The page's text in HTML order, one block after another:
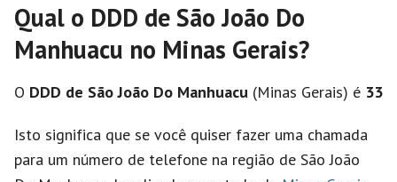
Qual o DDD de São João Do
Manhuacu no Minas Gerais?
O DDD de São João Do Manhuacu (Minas Gerais) é 33
Isto significa que se você quiser fazer uma chamada
para um número de telefone na região de São João